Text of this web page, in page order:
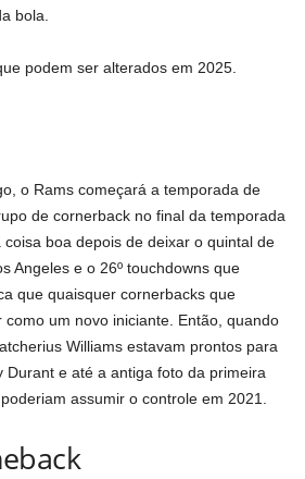
bola.
podem ser alterados em 2025.
o Rams começará a temporada de
de cornerback no final da temporada
boa depois de deixar o quintal de
Angeles e o 26º touchdowns que
que quaisquer cornerbacks que
um novo iniciante. Então, quando
Williams estavam prontos para
Durant e até a antiga foto da primeira
assumir o controle em 2021.